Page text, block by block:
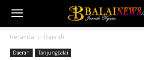
Beranda Daerah
Daerah Tanjungbalai